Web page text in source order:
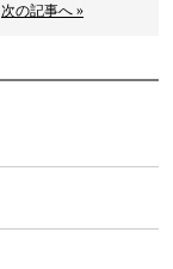
次の記事へ »